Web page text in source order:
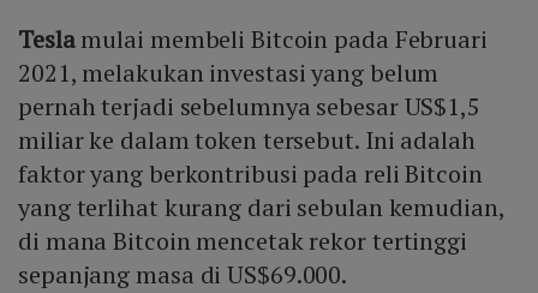
Teslamulai membeli Bitcoin pada Februari
2021, melakukan investasi yang belum
pernah terjadi sebelumnya sebesar US$1,5
miliar ke dalam token tersebut. Ini adalah
faktor yang berkontribusi pada reli Bitcoin
yang terlihat kurang dari sebulan kemudian,
di mana Bitcoin mencetak rekor tertinggi
sepanjang masa di US$69.000.